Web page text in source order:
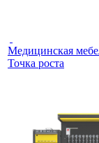
Медицинская
Точка роста